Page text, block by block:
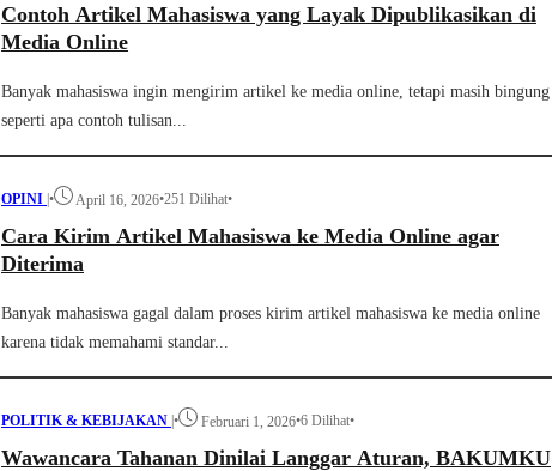
Contoh Artikel Mahasiswa yang Layak Dipublikasikan di
Media Online
Banyak mahasiswa ingin mengirim artikel ke media online, tetapi masih bingung
seperti apa contoh tulisan...
OPINI |• April 16, 2026•251 Dilihat•
Cara Kirim Artikel Mahasiswa ke Media Online agar
Diterima
Banyak mahasiswa gagal dalam proses kirim artikel mahasiswa ke media online
karena tidak memahami standar...
POLITIK & KEBIJAKAN |• Februari 1, 2026•6 Dilihat•
Wawancara Tahanan Dinilai Langgar Aturan, BAKUMKU